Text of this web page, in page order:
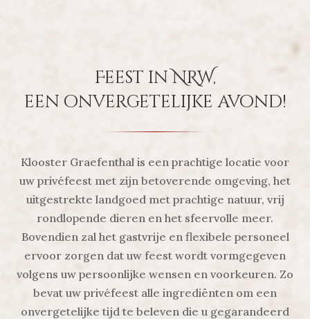
Feest in NRW,
een onvergetelijke avond!
Klooster Graefenthal is een prachtige locatie voor
uw privéfeest met zijn betoverende omgeving, het
uitgestrekte landgoed met prachtige natuur, vrij
rondlopende dieren en het sfeervolle meer.
Bovendien zal het gastvrije en flexibele personeel
ervoor zorgen dat uw feest wordt vormgegeven
volgens uw persoonlijke wensen en voorkeuren. Zo
bevat uw privéfeest alle ingrediënten om een
onvergetelijke tijd te beleven die u gegarandeerd